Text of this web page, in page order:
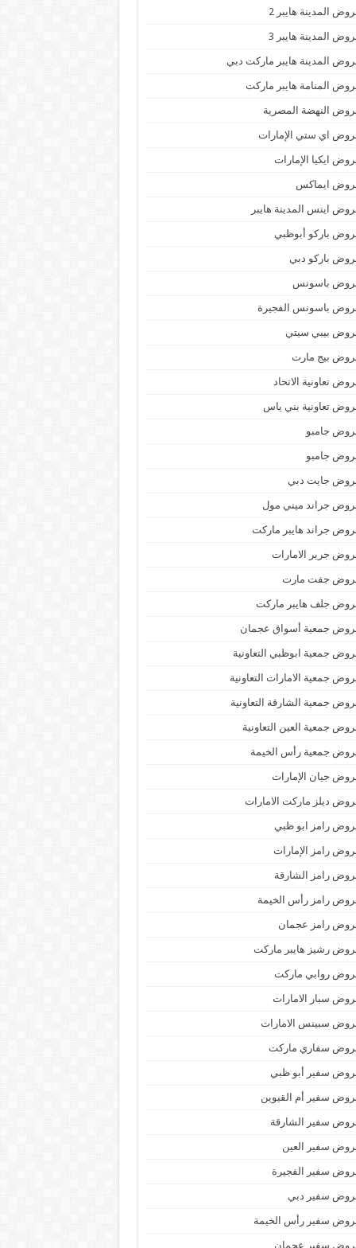
المدينة هايبر 2
المدينة هايبر 3
المدينة هايبر ماركت دبي
المنامة هايبر ماركت
النهضة المصرية
اي ستي الإمارات
ايكيا الإمارات
ايماكس
اينس المدينة هايبر
باركو أبوظبي
باركو دبي
باسونس
باسونس الفجيرة
بيبي سيتي
بيج مارت
تعاونية الاتحاد
تعاونية بني ياس
جامبو
جامبو
جايت دبي
جراند ميني مول
جراند هايبر ماركت
جرير الامارات
جفت مارت
جلف هايبر ماركت
جمعية أسواق عجمان
جمعية ابوظبي التعاونية
جمعية الامارات التعاونية
جمعية الشارقة التعاونية
جمعية العين التعاونية
جمعية رأس الخيمة
جيان الإمارات
ديلز ماركت الامارات
رامز ابو ظبي
رامز الإمارات
رامز الشارقة
رامز رأس الخيمة
رامز عجمان
رشيز هايبر ماركت
روابي ماركت
سبار الامارات
سبينس الامارات
سفاري ماركت
سفير أبو ظبي
سفير أم القيوين
سفير الشارقة
سفير العين
سفير الفجيرة
سفير دبي
سفير رأس الخيمة
سفير عجمان